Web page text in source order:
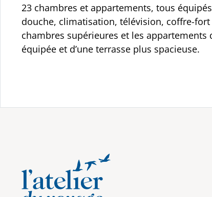
23 chambres et appartements, tous
douche, climatisation, télévision, coffre-
chambres supérieures et les appartements
équipée et d’une terrasse plus spacieuse.